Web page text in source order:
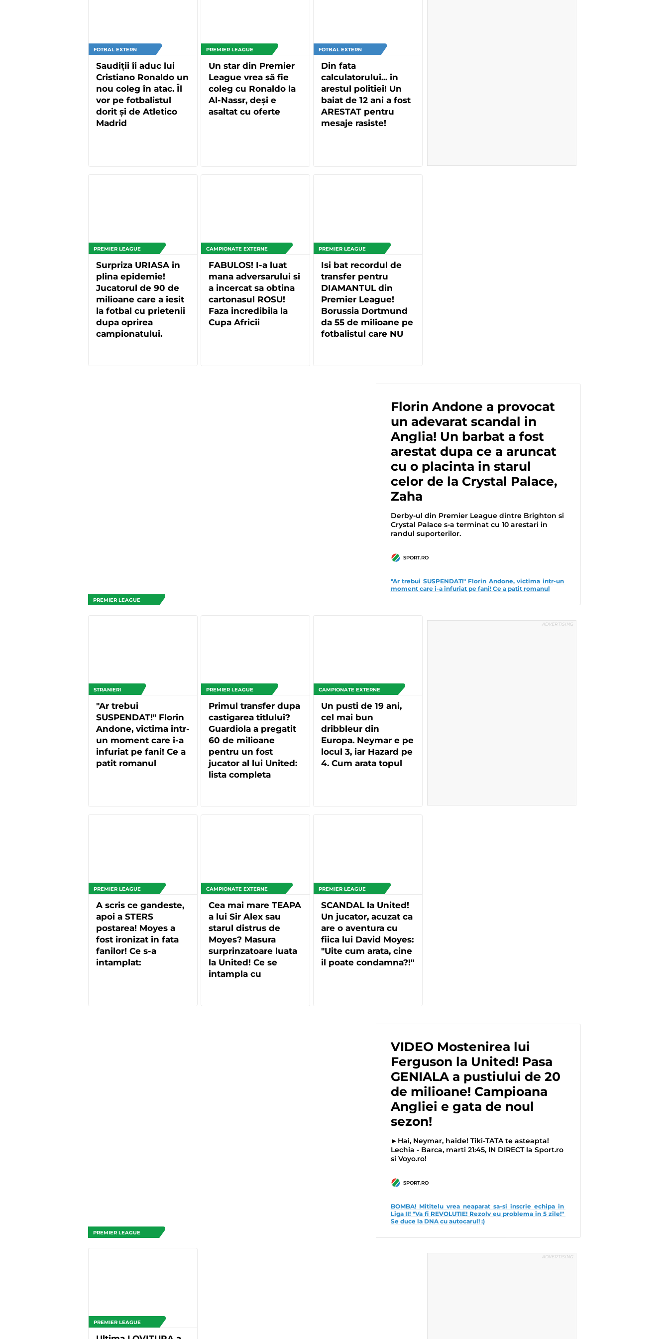
FOTBAL EXTERN
Saudiții îi aduc lui
Cristiano Ronaldo un
nou coleg în atac. Îl
vor pe fotbalistul
dorit și de Atletico
Madrid
PREMIER LEAGUE
Un star din Premier
League vrea să fie
coleg cu Ronaldo la
Al-Nassr, deși e
asaltat cu oferte
FOTBAL EXTERN
Din fata
calculatorului... in
arestul politiei! Un
baiat de 12 ani a fost
ARESTAT pentru
mesaje rasiste!
PREMIER LEAGUE
Surpriza URIASA in
plina epidemie!
Jucatorul de 90 de
milioane care a iesit
la fotbal cu prietenii
dupa oprirea
campionatului.
CAMPIONATE EXTERNE
FABULOS! I-a luat
mana adversarului si
a incercat sa obtina
cartonasul ROSU!
Faza incredibila la
Cupa Africii
PREMIER LEAGUE
Isi bat recordul de
transfer pentru
DIAMANTUL din
Premier League!
Borussia Dortmund
da 55 de milioane pe
fotbalistul care NU
PREMIER LEAGUE
Florin Andone a provocat
un adevarat scandal in
Anglia! Un barbat a fost
arestat dupa ce a aruncat
cu o placinta in starul
celor de la Crystal Palace,
Zaha
Derby-ul din Premier League dintre Brighton si
Crystal Palace s-a terminat cu 10 arestari in
randul suporterilor.
SPORT.RO
"Ar trebui SUSPENDAT!" Florin Andone, victima intr-un
moment care i-a infuriat pe fani! Ce a patit romanul
STRANIERI
"Ar trebui
SUSPENDAT!" Florin
Andone, victima intr-
un moment care i-a
infuriat pe fani! Ce a
patit romanul
PREMIER LEAGUE
Primul transfer dupa
castigarea titlului?
Guardiola a pregatit
60 de milioane
pentru un fost
jucator al lui United:
lista completa
CAMPIONATE EXTERNE
Un pusti de 19 ani,
cel mai bun
dribbleur din
Europa. Neymar e pe
locul 3, iar Hazard pe
4. Cum arata topul
PREMIER LEAGUE
A scris ce gandeste,
apoi a STERS
postarea! Moyes a
fost ironizat in fata
fanilor! Ce s-a
intamplat:
CAMPIONATE EXTERNE
Cea mai mare TEAPA
a lui Sir Alex sau
starul distrus de
Moyes? Masura
surprinzatoare luata
la United! Ce se
intampla cu
PREMIER LEAGUE
SCANDAL la United!
Un jucator, acuzat ca
are o aventura cu
fiica lui David Moyes:
"Uite cum arata, cine
il poate condamna?!"
PREMIER LEAGUE
VIDEO Mostenirea lui
Ferguson la United! Pasa
GENIALA a pustiului de 20
de milioane! Campioana
Angliei e gata de noul
sezon!
►Hai, Neymar, haide! Tiki-TATA te asteapta!
Lechia - Barca, marti 21:45, IN DIRECT la Sport.ro
si Voyo.ro!
SPORT.RO
BOMBA! Mititelu vrea neaparat sa-si inscrie echipa in
Liga II! "Va fi REVOLUTIE! Rezolv eu problema in 5 zile!"
Se duce la DNA cu autocarul! :)
PREMIER LEAGUE